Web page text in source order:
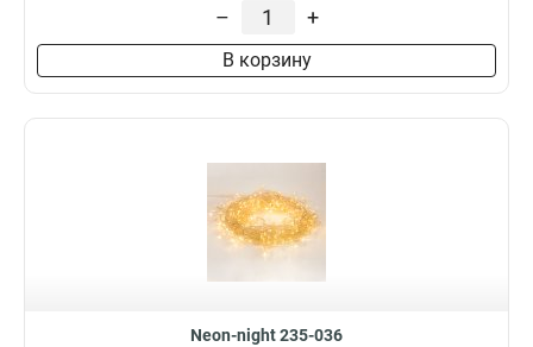
– +
В корзину
Neon-night 235-036